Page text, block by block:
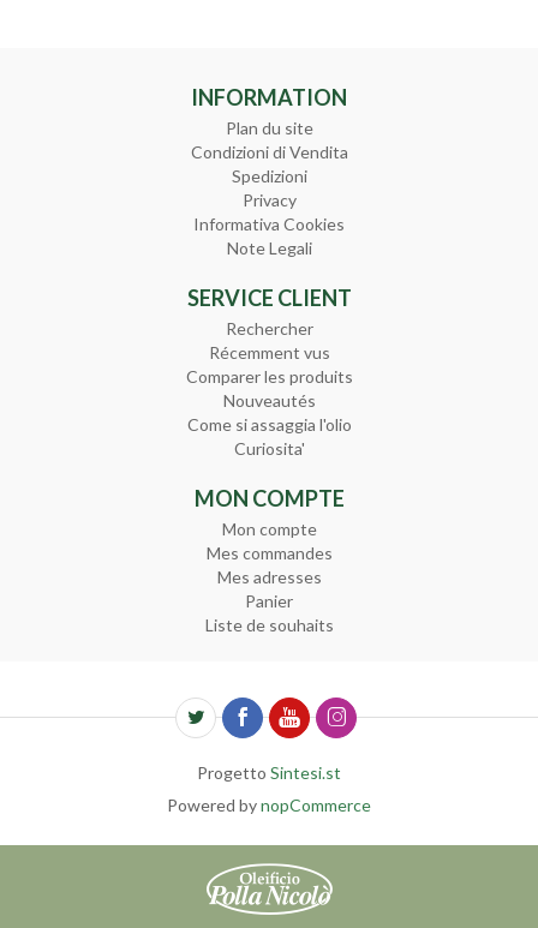
INFORMATION
Plan du site
Condizioni di Vendita
Spedizioni
Privacy
Informativa Cookies
Note Legali
SERVICE CLIENT
Rechercher
Récemment vus
Comparer les produits
Nouveautés
Come si assaggia l'olio
Curiosita'
MON COMPTE
Mon compte
Mes commandes
Mes adresses
Panier
Liste de souhaits
Progetto Sintesi.st
Powered bynopCommerce